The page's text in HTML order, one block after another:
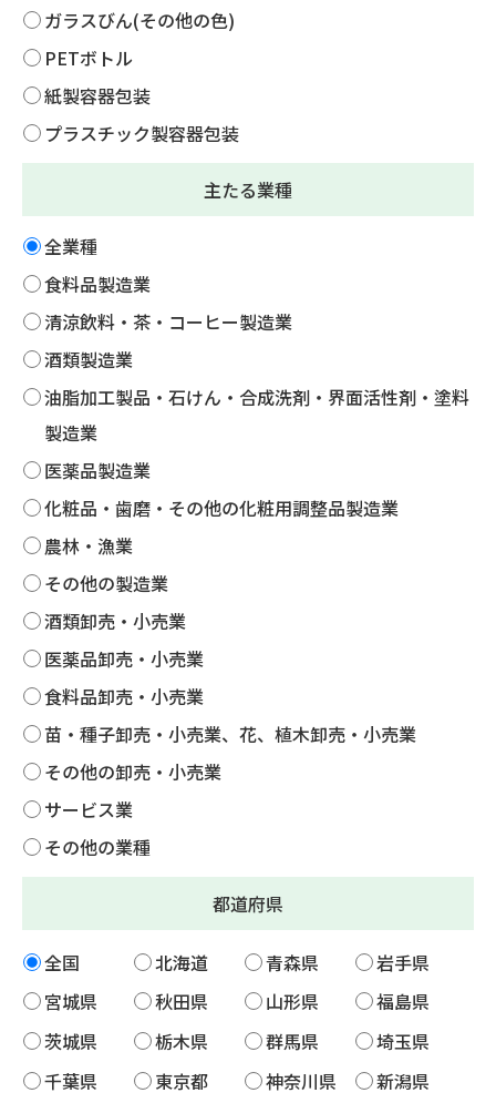
ガラスびん(その他の色)
PETボトル
紙製容器包装
プラスチック製容器包装
主たる業種
全業種
食料品製造業
清涼飲料・茶・コーヒー製造業
酒類製造業
油脂加工製品・石けん・合成洗剤・界面活性剤・塗料
製造業
医薬品製造業
化粧品・歯磨・その他の化粧用調整品製造業
農林・漁業
その他の製造業
酒類卸売・小売業
医薬品卸売・小売業
食料品卸売・小売業
苗・種子卸売・小売業、花、植木卸売・小売業
その他の卸売・小売業
サービス業
その他の業種
都道府県
全国 北海道 青森県
岩手県
宮城県
秋田県 山形県
福島県
茨城県
栃木県 群馬県
埼玉県
千葉県
東京都 神奈川県
新潟県